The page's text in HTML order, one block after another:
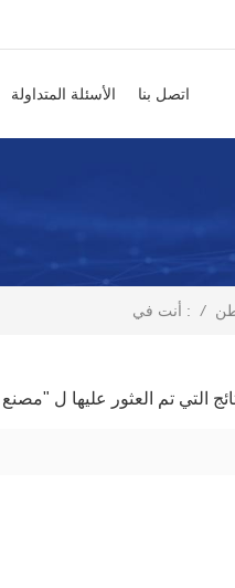
الأسئلة المتداولة اتصل بنا
أنت في : /